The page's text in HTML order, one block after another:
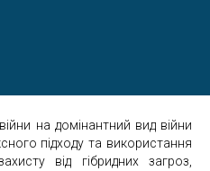
на домінантний вид війни
підходу та використання
від гібридних загроз,